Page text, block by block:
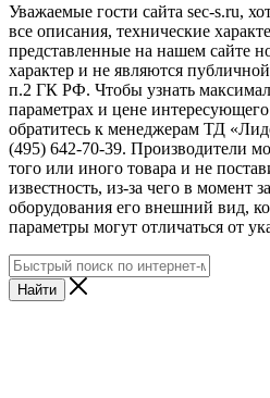
Уважаемые гости сайта sec-s.ru,
все описания, технические
представленные на нашем сайте
характер и не являются
п.2 ГК РФ. Чтобы узнать
параметрах и цене
обратитесь к менеджерам ТД
(495) 642-70-39. Производители
того или иного товара и не
известность, из-за чего в момент
оборудования его внешний вид,
параметры могут отличаться от
Найти